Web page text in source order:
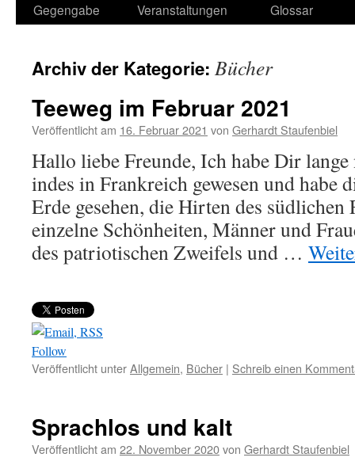
Gegengabe
Veranstaltungen
Glossar
Archiv der Kategorie: Bücher
Teeweg im Februar 2021
Veröffentlicht am 16. Februar 2021 von Gerhardt Staufenbiel
Hallo liebe Freunde, Ich habe Dir
indes in Frankreich gewesen und habe
Erde gesehen, die Hirten des südlichen
einzelne Schönheiten, Männer und
des patriotischen Zweifels und …
Follow
Veröffentlicht unterAllgemein, Bücher | Schreib einen
Sprachlos und kalt
Veröffentlicht am 22. November 2020von Gerhardt Staufenbiel